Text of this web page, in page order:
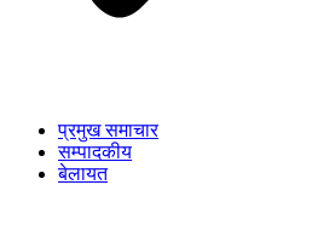
प्रमुख समाचार
सम्पादकीय
बेलायत